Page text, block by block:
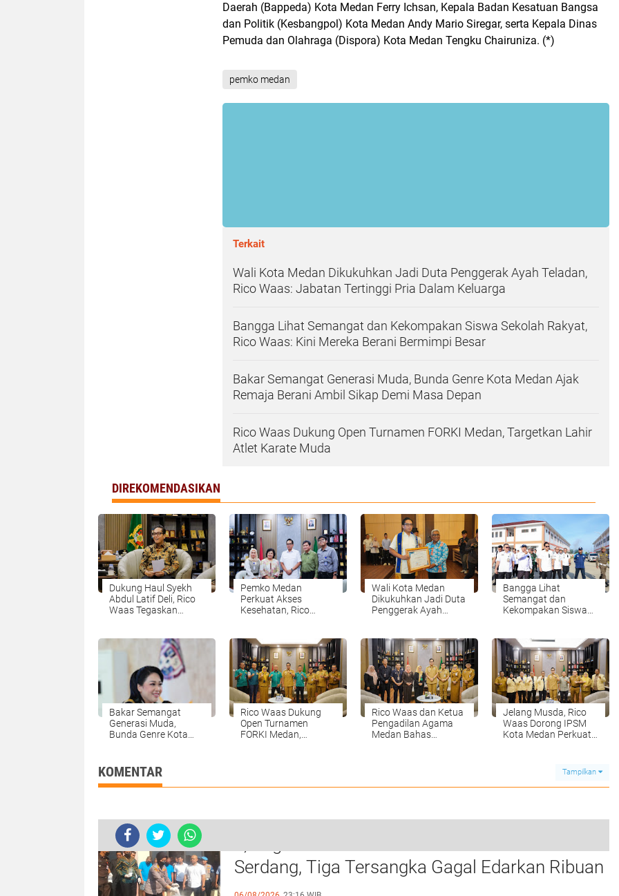
Daerah (Bappeda) Kota Medan Ferry Ichsan, Kepala Badan Kesatuan Bangsa
dan Politik (Kesbangpol) Kota Medan Andy Mario Siregar, serta Kepala Dinas
Pemuda dan Olahraga (Dispora) Kota Medan Tengku Chairuniza. (*)
pemko medan
Terkait
Wali Kota Medan Dikukuhkan Jadi Duta Penggerak Ayah Teladan,
Rico Waas: Jabatan Tertinggi Pria Dalam Keluarga
Bangga Lihat Semangat dan Kekompakan Siswa Sekolah Rakyat,
Rico Waas: Kini Mereka Berani Bermimpi Besar
Bakar Semangat Generasi Muda, Bunda Genre Kota Medan Ajak
Remaja Berani Ambil Sikap Demi Masa Depan
Rico Waas Dukung Open Turnamen FORKI Medan, Targetkan Lahir
Atlet Karate Muda
DIREKOMENDASIKAN
Dukung Haul Syekh
Abdul Latif Deli, Rico
Waas Tegaskan
Pemko Medan
Perkuat Akses
Kesehatan, Rico
Jaringan BPJS
Wali Kota Medan
Dikukuhkan Jadi Duta
Penggerak Ayah
Dalam Keluarga
Bangga Lihat
Semangat dan
Kekompakan Siswa
Berani Bermimpi
Besar
Bakar Semangat
Generasi Muda,
Bunda Genre Kota
Demi Masa Depan
Rico Waas Dukung
Open Turnamen
FORKI Medan,
Rico Waas dan Ketua
Pengadilan Agama
Medan Bahas
ASN
Jelang Musda, Rico
Waas Dorong IPSM
Kota Medan Perkuat
KOMENTAR Tampilkan
0
Serdang, Tiga Tersangka Gagal Edarkan Ribuan
Dosis Narkoba".